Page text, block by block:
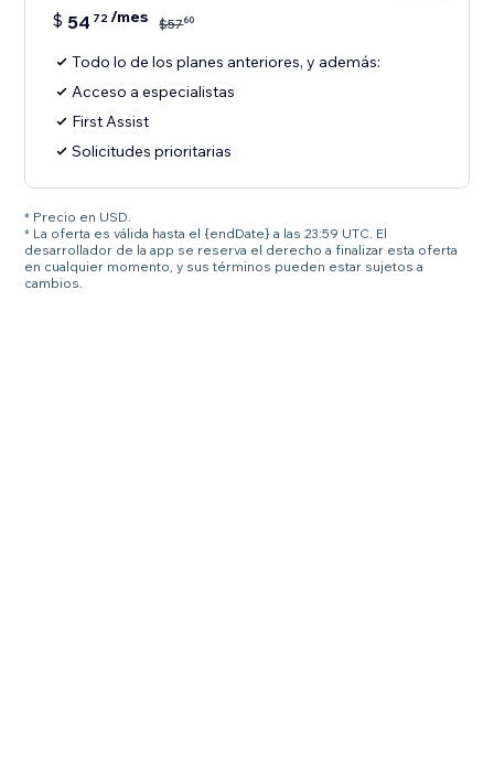
$ 54 72/mes $5760
Todo lo de los planes anteriores, y además:
Acceso a especialistas
First Assist
Solicitudes prioritarias
* Precio en USD.
* La oferta es válida hasta el {endDate} a las 23:59 UTC. El
desarrollador de la app se reserva el derecho a finalizar esta oferta
en cualquier momento, y sus términos pueden estar sujetos a
cambios.